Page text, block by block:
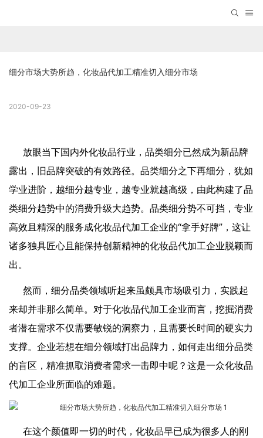
细分市场大势所趋，化妆品代加工精准切入细分市场
2020-09-23
放眼当下国内外化妆品行业，品类细分已然成为新品牌
露出，旧品牌突破的有效路径。品类细分之下再细分，犹如
学业进阶，越细分越专业，越专业就越高级，由此构建了品
类细分趋势中的消费升级大趋势。品类细分势不可挡，专业
高效且精深的服务成化妆品代加工企业的“拿手好牌”，这让
诸多独具匠心且能保持创新精神的化妆品代加工企业脱颖而
出。
然而，细分品类领域听起来虽颇具市场吸引力，实践起
来却并非那么简单。对于化妆品代加工企业而言，挖掘消费
者潜在需求不仅需要敏锐的洞察力，且需要长时间的硬实力
支撑。企业若想在细分领域打出品牌力，如何走出细分品类
的盲区，精准抓取消费者需求一击即中呢？这是一众化妆品
代加工企业所面临的难题。
在这个颜值即一切的时代，化妆品早已成为很多人的刚